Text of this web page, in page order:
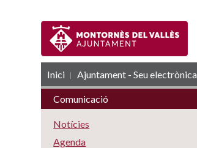
Inici Ajuntament - Seu electrònica
RSS
Comunicació
Notícies
Agenda